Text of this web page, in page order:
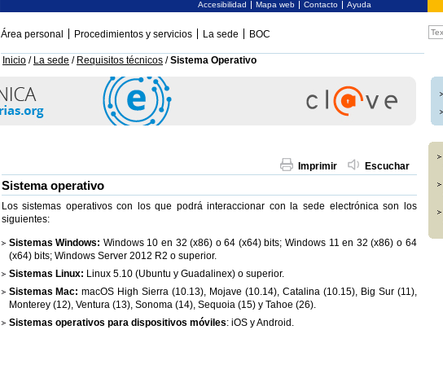
Accesibilidad Mapa web Contacto Ayuda
Área personal Procedimientos y servicios La sede BOC
Inicio / La sede / Requisitos técnicos /Sistema Operativo
Imprimir Escuchar
Sistema operativo
Los sistemas operativos con los que podrá interaccionar con la sede electrónica son los
siguientes:
Sistemas Windows: Windows 10 en 32 (x86) o 64 (x64) bits; Windows 11 en 32 (x86) o 64
(x64) bits; Windows Server 2012 R2 o superior.
Sistemas Linux: Linux 5.10 (Ubuntu y Guadalinex) o superior.
Sistemas Mac: macOS High Sierra (10.13), Mojave (10.14), Catalina (10.15), Big Sur (11),
Monterey (12), Ventura (13), Sonoma (14), Sequoia (15) y Tahoe (26).
Sistemas operativos para dispositivos móviles: iOS y Android.